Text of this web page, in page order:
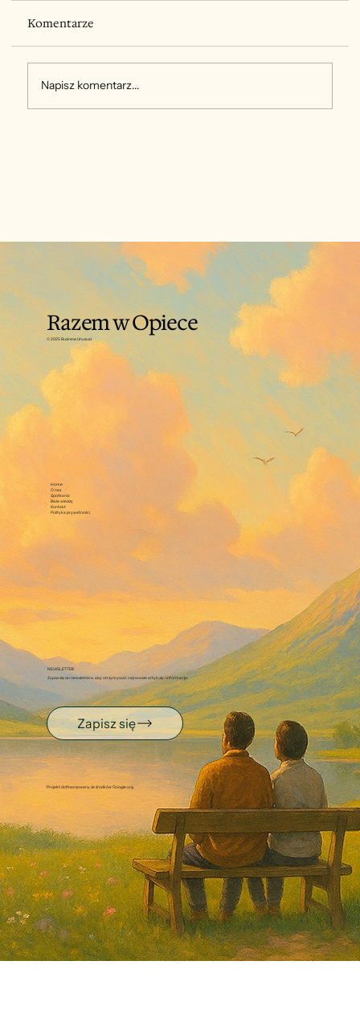
Komentarze
Napisz komentarz...
Razem w Opiece
© 2025 Business Unusual
Home
O nas
Spotkania
Baza wiedzy
Kontakt
Polityka prywatności
NEWSLETTER
Zapisz się do newslettera, aby otrzymywać najnowsze artykuły i informacje.
Zapisz się
Projekt dofinansowany ze środków Google.org